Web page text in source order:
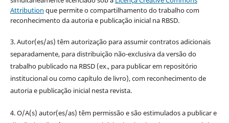
Attribution que permite o compartilhamento do trabalho com
reconhecimento da autoria e publicação inicial na RBSD.
3. Autor(es/as) têm autorização para assumir contratos adicionais
separadamente, para distribuição não-exclusiva da versão do
trabalho publicado na RBSD (ex., para publicar em repositório
institucional ou como capítulo de livro), com reconhecimento de
autoria e publicação inicial nesta revista.
4. O/A(s) autor(es/as) têm permissão e são estimulados a publicar e